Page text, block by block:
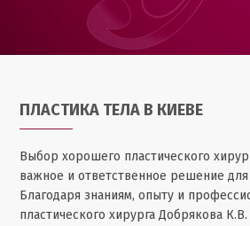
ПЛАСТИКА ТЕЛА В КИЕВЕ
Выбор хорошего пластического
важное и ответственное решение
Благодаря знаниям, опыту и
пластического хирурга Добрякова